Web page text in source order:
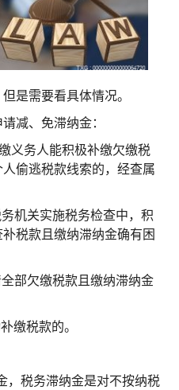
是需要看具体情况。
减、免滞纳金：
义务人能积极补缴欠缴税
偷逃税款线索的，经查属
机关实施税务检查中，积
税款且缴纳滞纳金确有困
部欠缴税款且缴纳滞纳金
缴税款的。
，税务滞纳金是对不按纳税